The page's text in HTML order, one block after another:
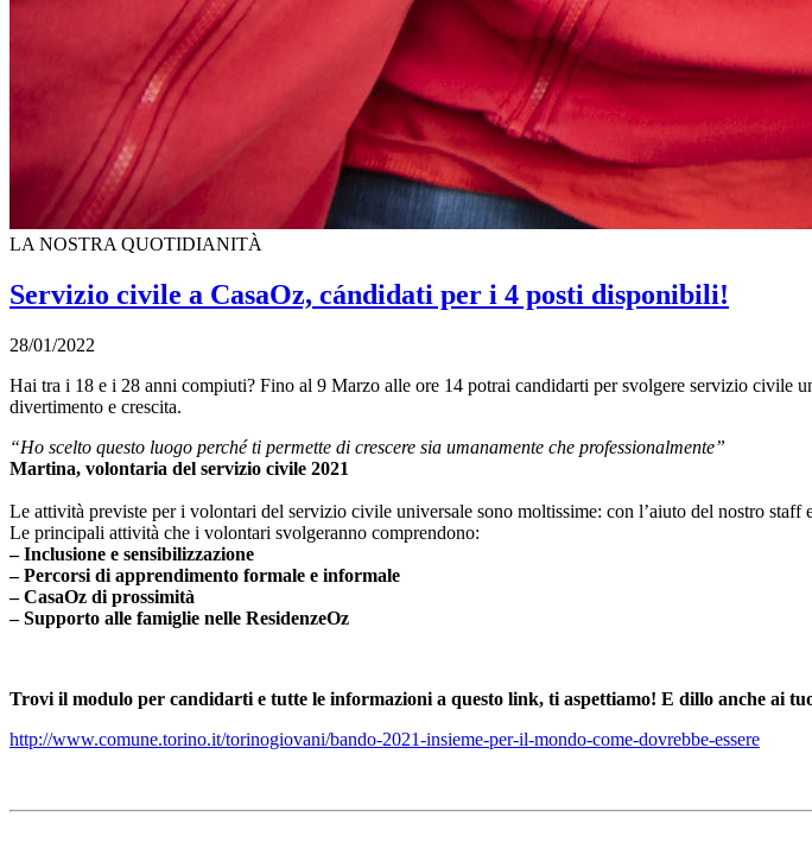
LA NOSTRA QUOTIDIANITÀ
Servizio civile a CasaOz, cándidati per i 4 posti disponibili!
28/01/2022
Hai tra i 18 e i 28 anni compiuti? Fino al 9 Marzo alle ore 14 potrai candidarti per svolgere servizio civile
divertimento e crescita.
“Ho scelto questo luogo perché ti permette di crescere sia umanamente che professionalmente”
Martina, volontaria del servizio civile 2021
Le attività previste per i volontari del servizio civile universale sono moltissime: con l’aiuto del nostro
Le principali attività che i volontari svolgeranno comprendono:
– Inclusione e sensibilizzazione
– Percorsi di apprendimento formale e informale
– CasaOz di prossimità
– Supporto alle famiglie nelle ResidenzeOz
Trovi il modulo per candidarti e tutte le informazioni a questo link, ti aspettiamo! E dillo anche ai
http://www.comune.torino.it/torinogiovani/bando-2021-insieme-per-il-mondo-come-dovrebbe-essere